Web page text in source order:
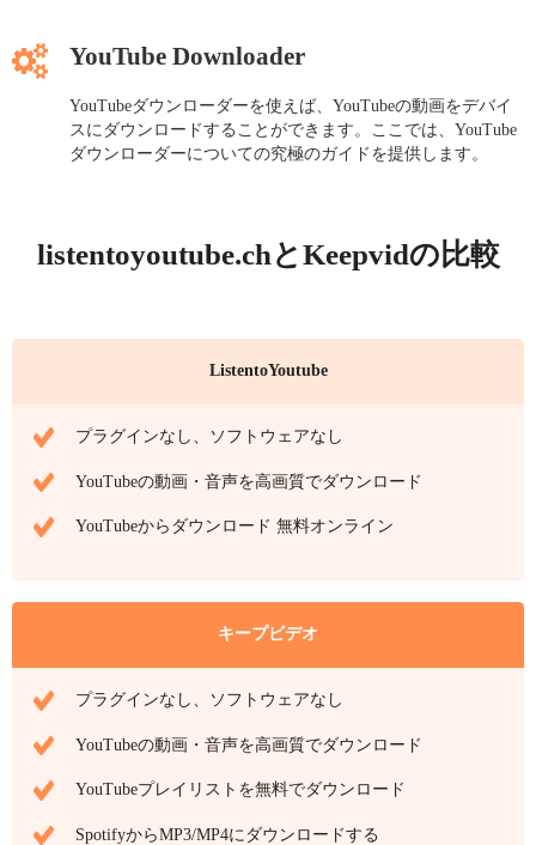
YouTube Downloader
YouTubeダウンローダーを使えば、YouTubeの動画をデバイ
スにダウンロードすることができます。ここでは、YouTube
ダウンローダーについての究極のガイドを提供します。
listentoyoutube.chとKeepvidの比較
ListentoYoutube
プラグインなし、ソフトウェアなし
YouTubeの動画・音声を高画質でダウンロード
YouTubeからダウンロード 無料オンライン
キープビデオ
プラグインなし、ソフトウェアなし
YouTubeの動画・音声を高画質でダウンロード
YouTubeプレイリストを無料でダウンロード
SpotifyからMP3/MP4にダウンロードする